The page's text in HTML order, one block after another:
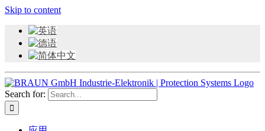
Skip to content
Search for: